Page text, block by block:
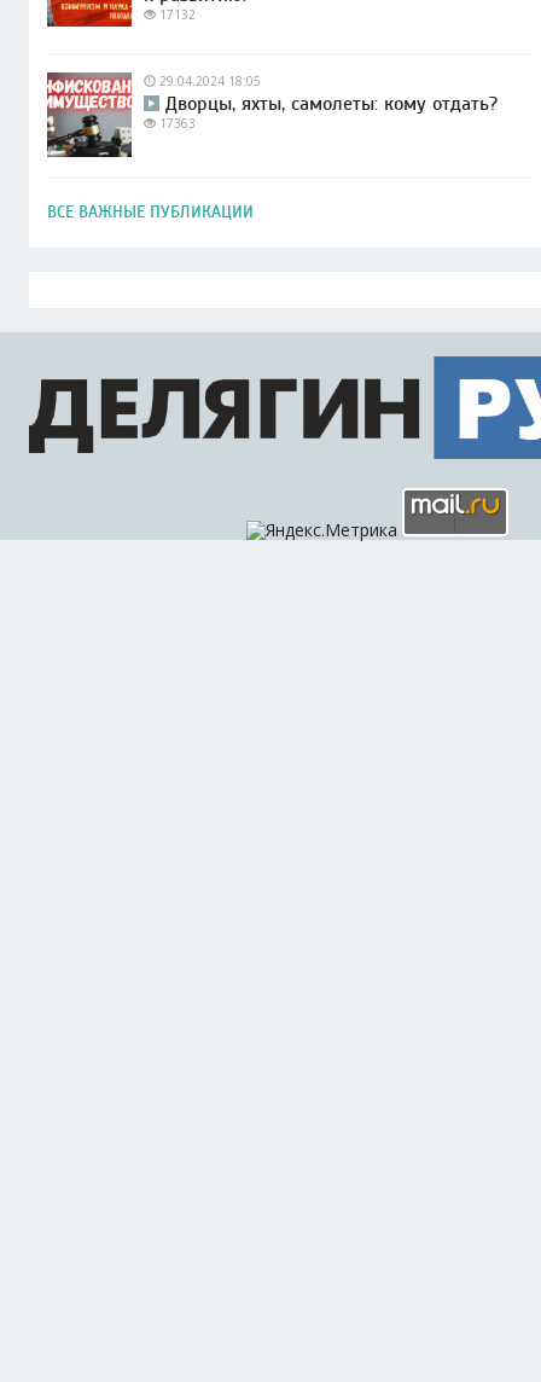
17132
29.04.2024 18:05
Дворцы, яхты, самолеты: кому отдать?
17363
ВСЕ ВАЖНЫЕ ПУБЛИКАЦИИ